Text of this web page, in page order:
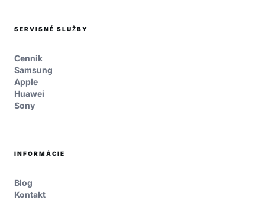
SERVISNÉ SLUŽBY
Cennik
Samsung
Apple
Huawei
Sony
INFORMÁCIE
Blog
Kontakt